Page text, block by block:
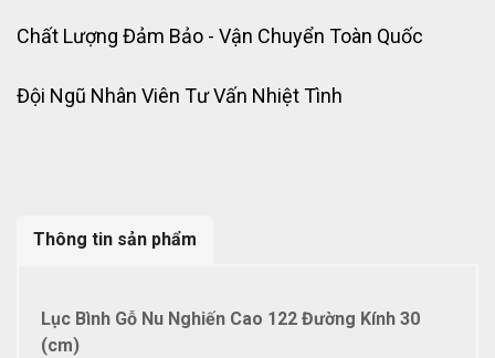
Chất Lượng Đảm Bảo - Vận Chuyển Toàn Quốc
Đội Ngũ Nhân Viên Tư Vấn Nhiệt Tình
Thông tin sản phẩm
Lục Bình Gỗ Nu Nghiến Cao 122 Đường Kính 30
(cm)